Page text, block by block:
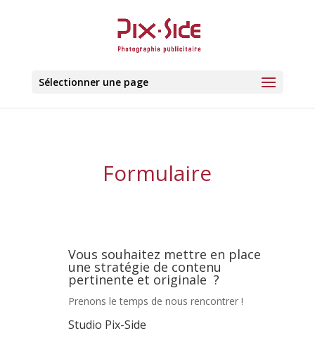
Sélectionner une page
Formulaire
Vous souhaitez mettre en place
une stratégie de contenu
pertinente et originale ?
Prenons le temps de nous rencontrer !
Studio Pix-Side